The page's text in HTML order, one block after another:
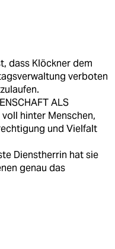
dass Klöckner dem
verboten
ALS
hinter Menschen,
und Vielfalt
Dienstherrin hat sie
genau das